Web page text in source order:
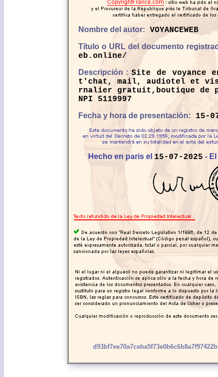
Nombre del autor:VOYANCEWEB
Título o URL del documento
eb.online/
Descripción : Site de voyance
t'chat, mail, audiotel et
rnalier gratuit,boutique de
NPI 5119997
Fecha y hora de presentación: 15-
Hecho en paris el 15-07-2025 -